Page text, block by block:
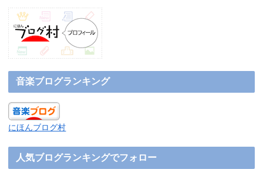
音楽ブログランキング
にほんブログ村
人気ブログランキングでフォロー